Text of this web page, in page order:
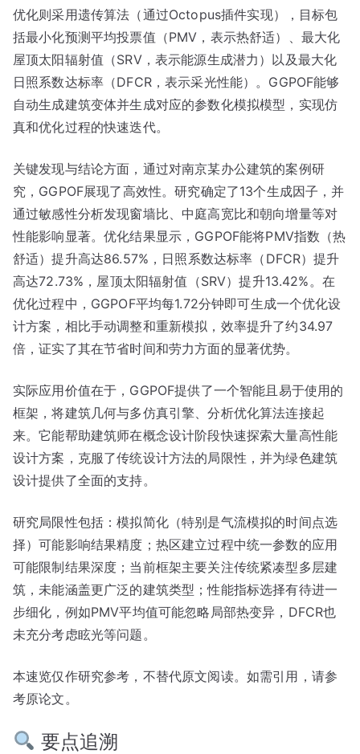
优化则采用遗传算法（通过Octopus插件实现），目标包
括最小化预测平均投票值（PMV，表示热舒适）、最大化
屋顶太阳辐射值（SRV，表示能源生成潜力）以及最大化
日照系数达标率（DFCR，表示采光性能）。GGPOF能够
自动生成建筑变体并生成对应的参数化模拟模型，实现仿
真和优化过程的快速迭代。
关键发现与结论方面，通过对南京某办公建筑的案例研
究，GGPOF展现了高效性。研究确定了13个生成因子，并
通过敏感性分析发现窗墙比、中庭高宽比和朝向增量等对
性能影响显著。优化结果显示，GGPOF能将PMV指数（热
舒适）提升高达86.57%，日照系数达标率（DFCR）提升
高达72.73%，屋顶太阳辐射值（SRV）提升13.42%。在
优化过程中，GGPOF平均每1.72分钟即可生成一个优化设
计方案，相比手动调整和重新模拟，效率提升了约34.97
倍，证实了其在节省时间和劳力方面的显著优势。
实际应用价值在于，GGPOF提供了一个智能且易于使用的
框架，将建筑几何与多仿真引擎、分析优化算法连接起
来。它能帮助建筑师在概念设计阶段快速探索大量高性能
设计方案，克服了传统设计方法的局限性，并为绿色建筑
设计提供了全面的支持。
研究局限性包括：模拟简化（特别是气流模拟的时间点选
择）可能影响结果精度；热区建立过程中统一参数的应用
可能限制结果深度；当前框架主要关注传统紧凑型多层建
筑，未能涵盖更广泛的建筑类型；性能指标选择有待进一
步细化，例如PMV平均值可能忽略局部热变异，DFCR也
未充分考虑眩光等问题。
本速览仅作研究参考，不替代原文阅读。如需引用，请参
考原论文。
要点追溯